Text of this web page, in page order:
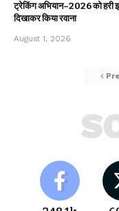
ट्रेकिंग अभियान–2026 को हरी
दिखाकर किया रवाना
August 1, 2026